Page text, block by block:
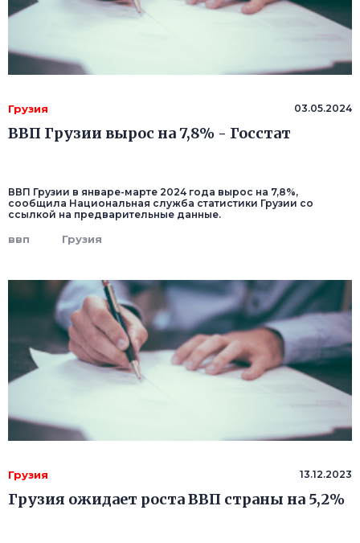
Грузия 03.05.2024
ВВП Грузии вырос на 7,8% - Госстат
ВВП Грузии в январе-марте 2024 года вырос на 7,8%,
сообщила Национальная служба статистики Грузии со
ссылкой на предварительные данные.
ввп Грузия
Грузия 13.12.2023
Грузия ожидает роста ВВП страны на 5,2%